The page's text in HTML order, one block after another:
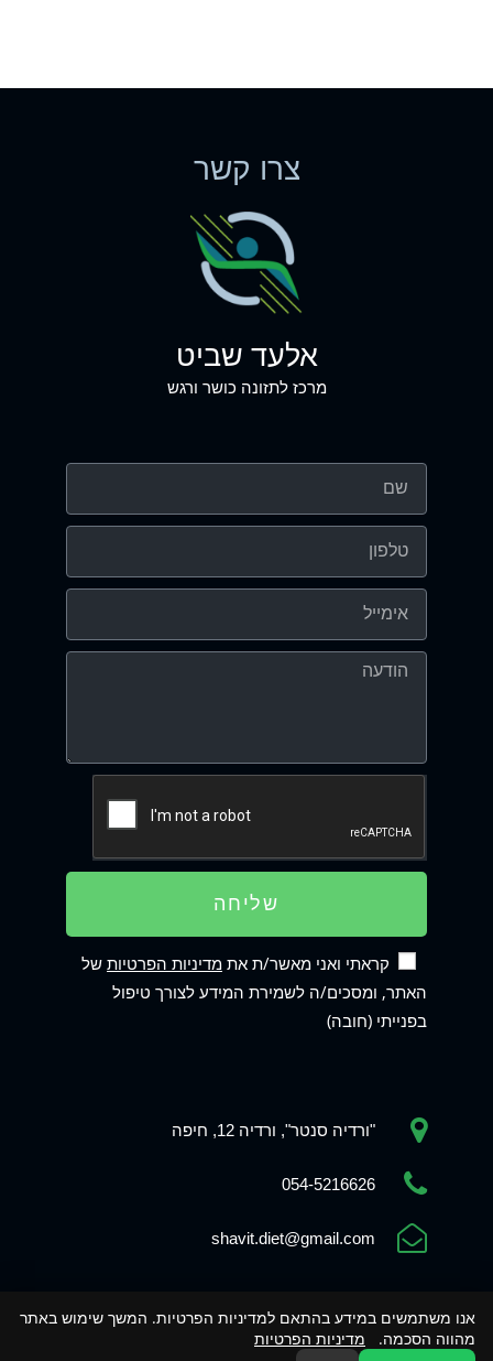
צרו קשר
אלעד שביט
מרכז לתזונה כושר ורגש
שליחה
קראתי ואני מאשר/ת את מדיניות הפרטיות של
האתר, ומסכים/ה לשמירת המידע לצורך טיפול
בפנייתי (חובה)
"ורדיה סנטר", ורדיה 12, חיפה
054-5216626
shavit.diet@gmail.com
אנו משתמשים במידע בהתאם למדיניות הפרטיות. המשך שימוש באתר
מהווה הסכמה. מדיניות הפרטיות